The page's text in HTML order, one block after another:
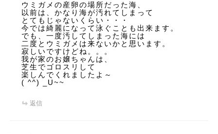
ウミガメの産卵の場所だった海、
以前は、かなり海が汚れてしまって
とてもじゃないくらい・・・
今では綺麗になって泳ぐことも出来ます。
でも、一度汚してしまった海には
二度とウミガメは来ないかと思います。
寂しいですけどね。。。
我が家のお嬢ちゃんは、
芝生でゴロスリして
楽しんでくれましたよ～
( ^^) _U~~
返信